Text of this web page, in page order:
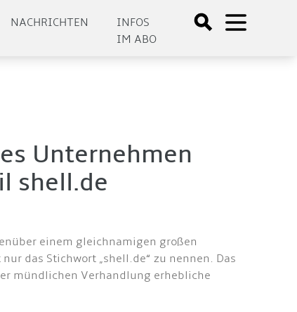
NACHRICHTEN
INFOS
IM ABO
Unternehmen
shell.de
einem gleichnamigen großen
das Stichwort „shell.de“ zu nennen. Das
mündlichen Verhandlung erhebliche